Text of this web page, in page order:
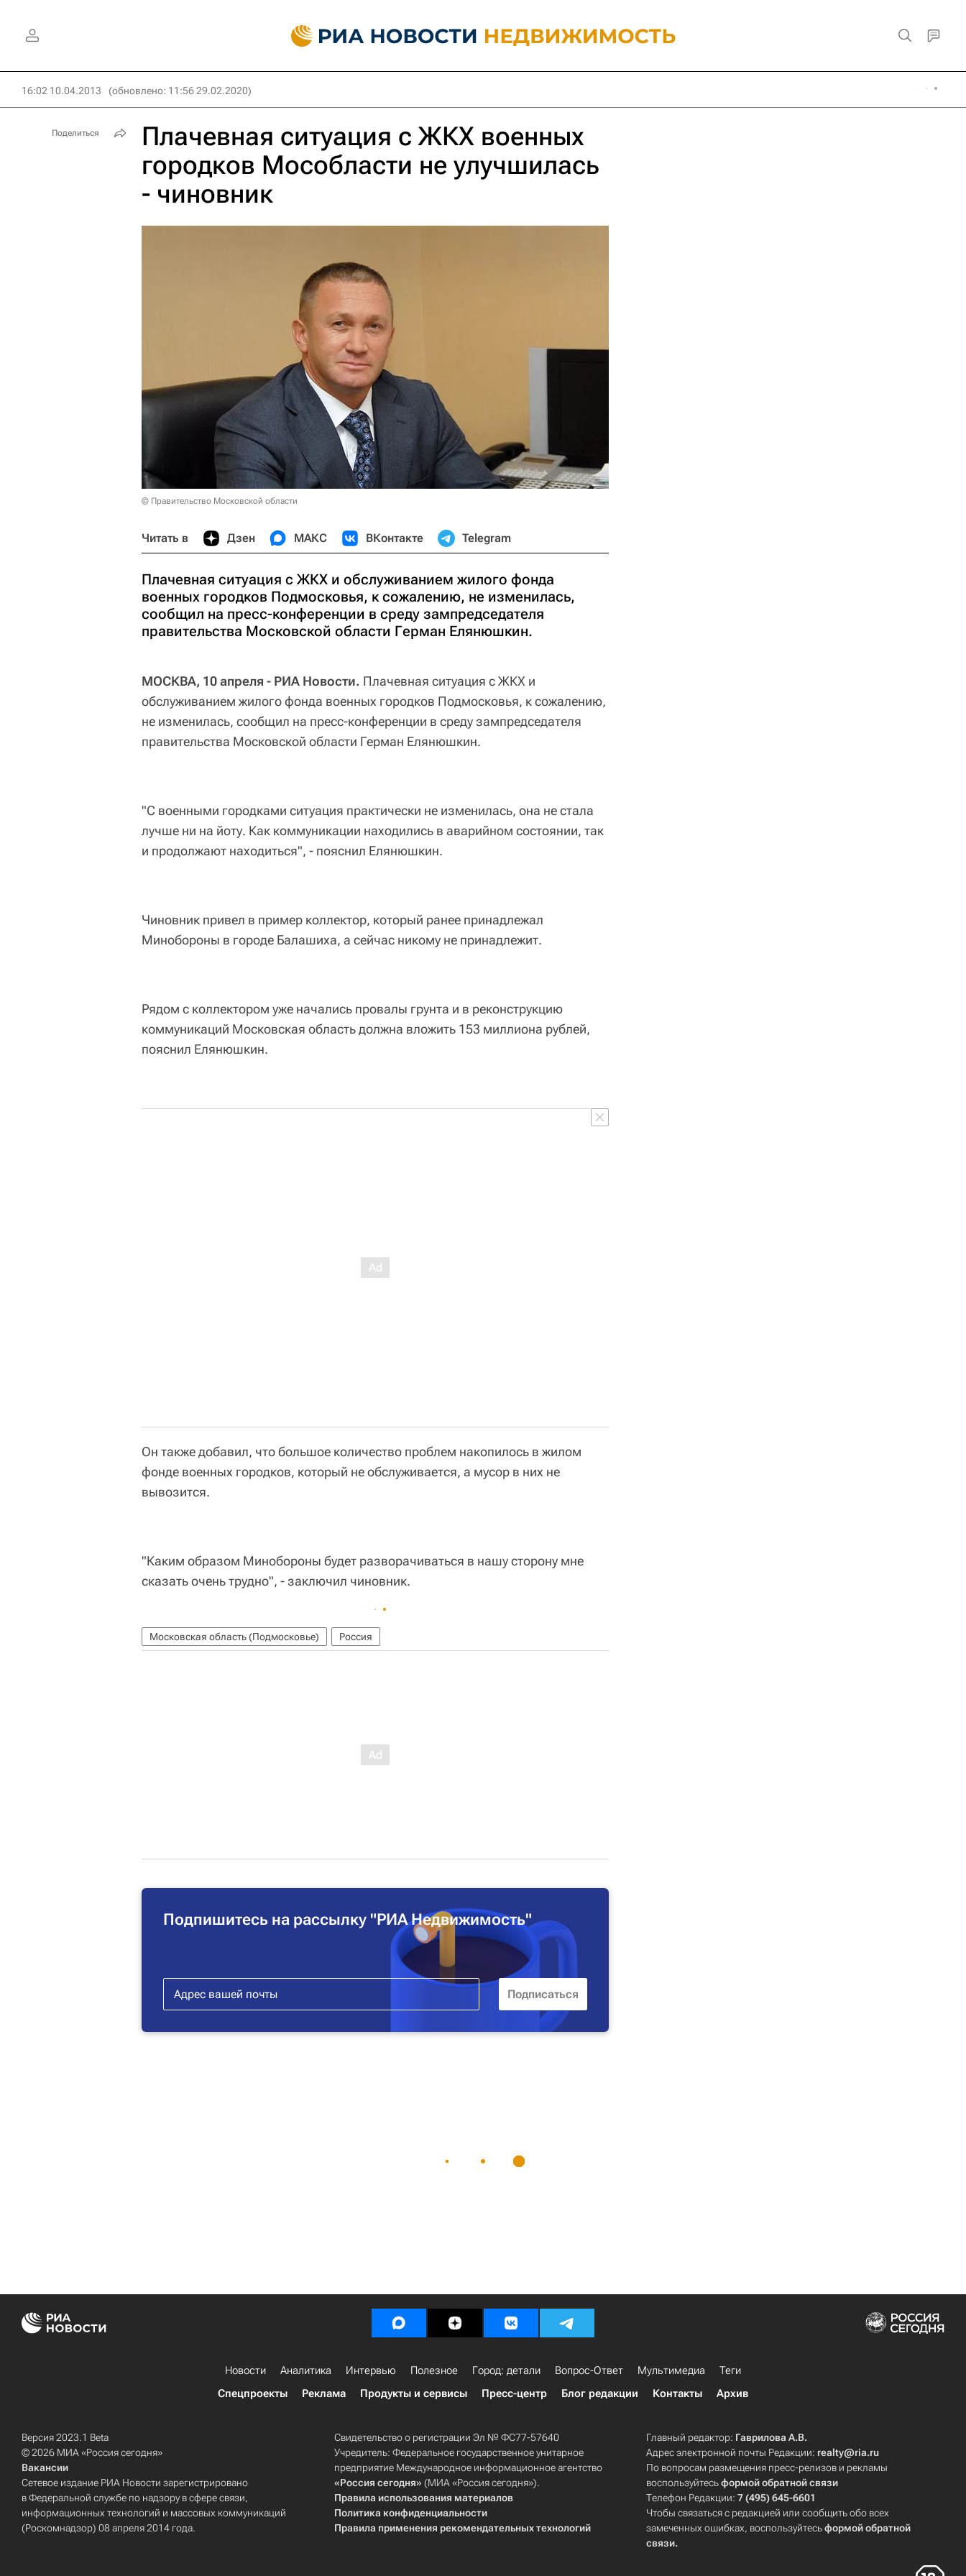
16:02 10.04.2013 (обновлено: 11:56 29.02.2020)
Плачевная ситуация с ЖКХ военных
городков Мособласти не улучшилась
- чиновник
© Правительство Московской области
Читать в Дзен МАКС ВКонтакте Telegram
Плачевная ситуация с ЖКХ и обслуживанием жилого фонда
военных городков Подмосковья, к сожалению, не изменилась,
сообщил на пресс-конференции в среду зампредседателя
правительства Московской области Герман Елянюшкин.
МОСКВА, 10 апреля - РИА Новости. Плачевная ситуация с ЖКХ и
обслуживанием жилого фонда военных городков Подмосковья, к сожалению,
не изменилась, сообщил на пресс-конференции в среду зампредседателя
правительства Московской области Герман Елянюшкин.
"С военными городками ситуация практически не изменилась, она не стала
лучше ни на йоту. Как коммуникации находились в аварийном состоянии, так
и продолжают находиться", - пояснил Елянюшкин.
Чиновник привел в пример коллектор, который ранее принадлежал
Минобороны в городе Балашиха, а сейчас никому не принадлежит.
Рядом с коллектором уже начались провалы грунта и в реконструкцию
коммуникаций Московская область должна вложить 153 миллиона рублей,
пояснил Елянюшкин.
Он также добавил, что большое количество проблем накопилось в жилом
фонде военных городков, который не обслуживается, а мусор в них не
вывозится.
"Каким образом Минобороны будет разворачиваться в нашу сторону мне
сказать очень трудно", - заключил чиновник.
Московская область (Подмосковье) Россия
Подпишитесь на рассылку "РИА Недвижимость"
Поделиться
Новости Аналитика Интервью Полезное Город: детали Вопрос-Ответ Мультимедиа
Теги
Спецпроекты
Реклама Продукты и сервисы Пресс-центр Блог редакции Контакты Архив
Версия 2023.1 Beta
© 2026 МИА «Россия сегодня»
Вакансии
Сетевое издание РИА Новости зарегистрировано
в Федеральной службе по надзору в сфере связи,
информационных технологий и массовых коммуникаций
(Роскомнадзор) 08 апреля 2014 года.
Свидетельство о регистрации Эл № ФС77-57640
Учредитель: Федеральное государственное унитарное
предприятие Международное информационное агентство
«Россия сегодня» (МИА «Россия сегодня»).
Правила использования материалов
Политика конфиденциальности
Правила применения рекомендательных технологий
Главный редактор: Гаврилова А.В.
Адрес электронной почты Редакции: realty@ria.ru
По вопросам размещения пресс-релизов и рекламы
воспользуйтесьформой обратной связи
Телефон Редакции:7 (495) 645-6601
Чтобы связаться с редакцией или сообщить обо всех
замеченных ошибках, воспользуйтесьформой обратной
связи.